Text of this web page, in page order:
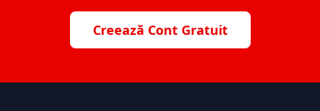
Creează Cont Gratuit